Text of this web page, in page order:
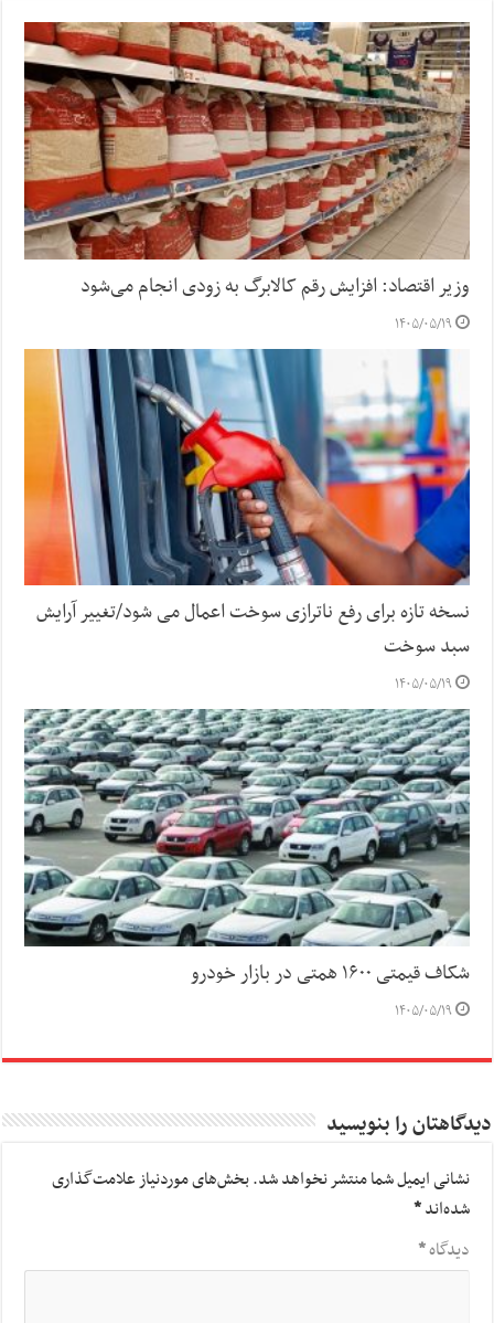
وزیر اقتصاد: افزایش رقم کالابرگ به زودی انجام می‌شود
۱۴۰۵/۰۵/۱۹
نسخه تازه برای رفع ناترازی سوخت اعمال می شود/تغییر آرایش
سبد سوخت
۱۴۰۵/۰۵/۱۹
شکاف قیمتی ۱۶۰۰ همتی در بازار خودرو
۱۴۰۵/۰۵/۱۹
دیدگاهتان را بنویسید
نشانی ایمیل شما منتشر نخواهد شد.بخش‌های موردنیاز علامت‌گذاری
شده‌اند*
دیدگاه*